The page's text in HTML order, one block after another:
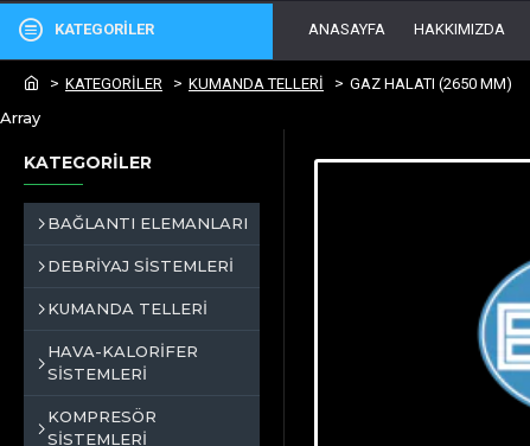
KATEGORİLER ANASAYFA HAKKIMIZDA
KATEGORİLER KUMANDA TELLERİ GAZ HALATI (2650 MM)
Array
KATEGORİLER
BAĞLANTI ELEMANLARI
DEBRİYAJ SİSTEMLERİ
KUMANDA TELLERİ
HAVA-KALORİFER
SİSTEMLERİ
KOMPRESÖR
SİSTEMLERİ